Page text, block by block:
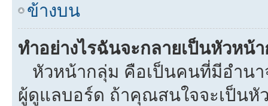
ข้างบน
ทำอย่างไรฉันจะกลายเป็นหัวหน้
หัวหน้ากลุ่ม คือเป็นคนที่มีอำนา
ผู้ดูแลบอร์ด ถ้าคุณสนใจจะเป็น